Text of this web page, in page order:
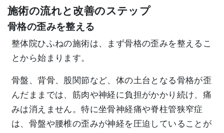
施術の流れと改善のステップ
骨格の歪みを整える
整体院ひふねの施術は、まず骨格の歪みを整えるこ
とから始まります。
骨盤、背骨、股関節など、体の土台となる骨格が歪
んだままでは、筋肉や神経に負担がかかり続け、痛
みは消えません。特に坐骨神経痛や脊柱管狭窄症
は、骨盤や腰椎の歪みが神経を圧迫していることが